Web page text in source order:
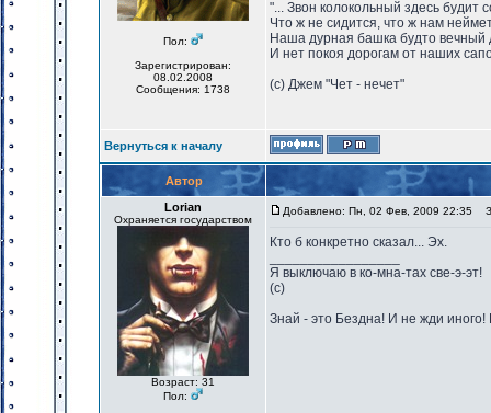
Пол:
Зарегистрирован:
08.02.2008
Сообщения: 1738
"... Звон колокольный здесь будит
Что ж не сидится, что ж нам
Наша дурная башка будто вечный
И нет покоя дорогам от наших
(с) Джем "Чет - нечет"
Вернуться к началу
Автор
Lorian
Охраняется государством
Возраст: 31
Пол:
Добавлено: Пн, 02 Фев, 2009 22:35
Кто б конкретно сказал... Эх.
Я выключаю в ко-мна-тах све-э-эт!
(с)
Знай - это Бездна! И не жди